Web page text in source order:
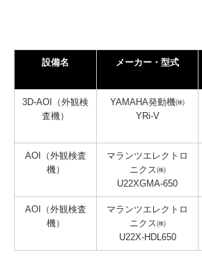
設備名 メーカー・型式
3D-AOI（外観検
査機）
YAMAHA発動機㈱
YRi-V
AOI（外観検査
機）
マランツエレクトロ
ニクス㈱
U22XGMA-650
AOI（外観検査
機）
マランツエレクトロ
ニクス㈱
U22X-HDL650